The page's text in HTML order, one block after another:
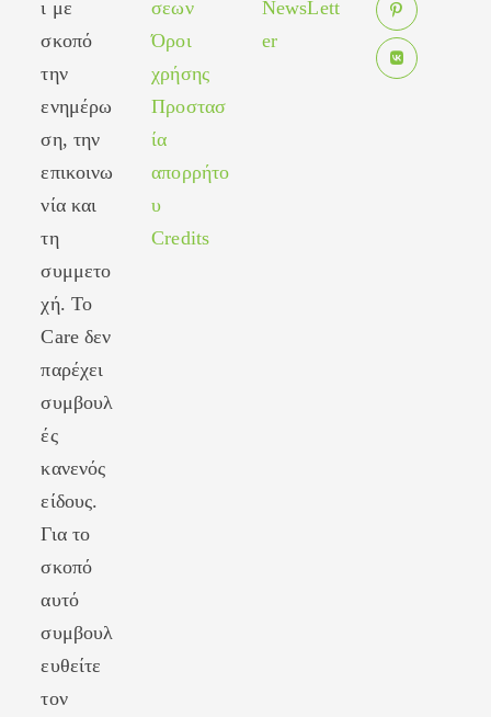
ι με
σκοπό
την
ενημέρω
ση, την
επικοινω
νία και
τη
συμμετο
χή. Το
Care δεν
παρέχει
συμβουλ
ές
κανενός
είδους.
Για το
σκοπό
αυτό
συμβουλ
ευθείτε
τον
σεων
Όροι
χρήσης
Προστασ
ία
απορρήτο
υ
Credits
NewsLett
er
new
tab
in
a
new
Opens
in